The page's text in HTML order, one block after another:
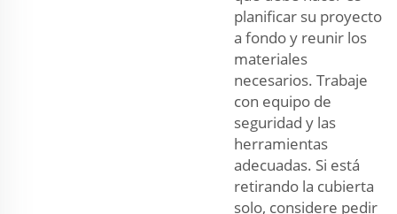
planificar su proyecto
a fondo y reunir los
materiales
necesarios. Trabaje
con equipo de
seguridad y las
herramientas
adecuadas. Si está
retirando la cubierta
solo, considere pedir